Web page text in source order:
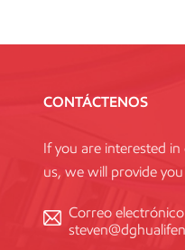
CONTÁCTENOS
If you are interested
us, we will provide
Correo